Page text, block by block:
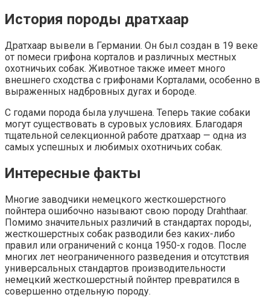
История породы дратхаар
Дратхаар вывели в Германии. Он был создан в 19 веке
от помеси грифона корталов и различных местных
охотничьих собак. Животное также имеет много
внешнего сходства с грифонами Корталами, особенно в
выраженных надбровных дугах и бороде.
С годами порода была улучшена. Теперь такие собаки
могут существовать в суровых условиях. Благодаря
тщательной селекционной работе дратхаар — одна из
самых успешных и любимых охотничьих собак.
Интересные факты
Многие заводчики немецкого жесткошерстного
пойнтера ошибочно называют свою породу Drahthaar.
Помимо значительных различий в стандартах породы,
жесткошерстных собак разводили без каких-либо
правил или ограничений с конца 1950-х годов. После
многих лет неограниченного разведения и отсутствия
универсальных стандартов производительности
немецкий жесткошерстный пойнтер превратился в
совершенно отдельную породу.